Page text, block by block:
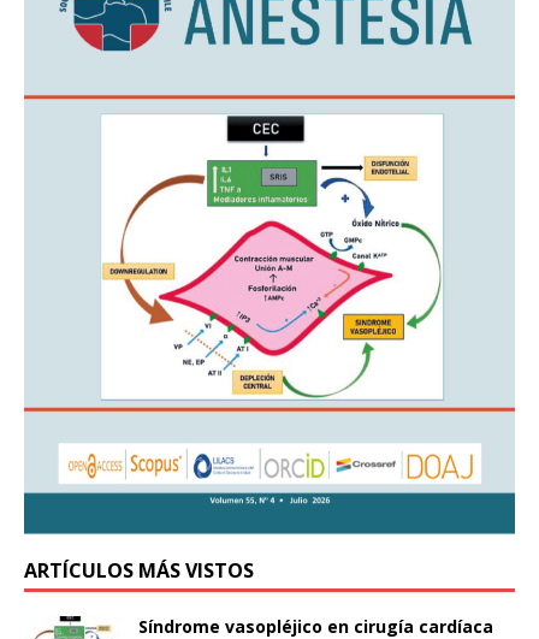
ARTÍCULOS MÁS VISTOS
Síndrome vasopléjico en cirugía cardíaca